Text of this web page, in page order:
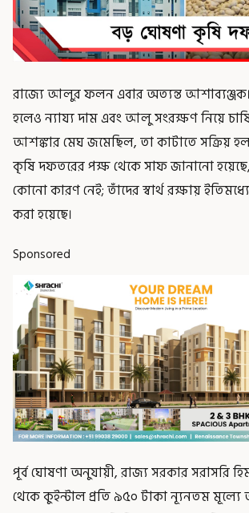
রাজ্যে আলুর ফলন এবার অত্যন্ত
হলেও ন্যায্য দাম এবং আলু সংরক্ষণ নিয়ে
আশঙ্কার মেঘ জমেছিল, তা কাটাতে সক্রিয়
কৃষি দফতরের পক্ষ থেকে সাফ জানানো হয়েছে,
কোনো কারণ নেই; তাঁদের স্বার্থ রক্ষায়
করা হয়েছে।
Sponsored
পূর্ব ঘোষণা অনুযায়ী, রাজ্য সরকার সরাসরি
থেকে কুইন্টাল প্রতি ৯৫০ টাকা ন্যূনতম মূল্যে